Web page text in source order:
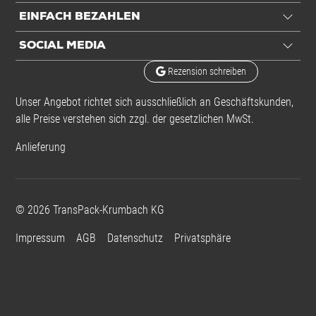
EINFACH BEZAHLEN
SOCIAL MEDIA
Rezension schreiben
Unser Angebot richtet sich ausschließlich an Geschäftskunden,
alle Preise verstehen sich zzgl. der gesetzlichen MwSt.
Anlieferung
© 2026 TransPack-Krumbach KG
Impressum AGB Datenschutz Privatsphäre